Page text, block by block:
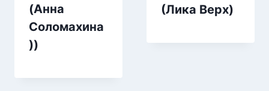
(Анна
Соломахина
))
(Лика Верх)